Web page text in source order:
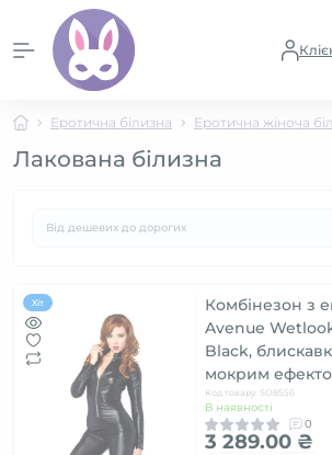
Еротична білизна Еротична жіноча
Лакована білизна
Хіт
Комбінезон з
Avenue
Black,
мокрим
Код товару: SO8556
В наявності
0
3 289.00 ₴